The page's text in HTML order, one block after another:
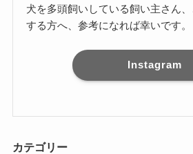
犬を多頭飼いしている飼い主さん
する方へ、参考になれば幸いです。
Instagram
カテゴリー